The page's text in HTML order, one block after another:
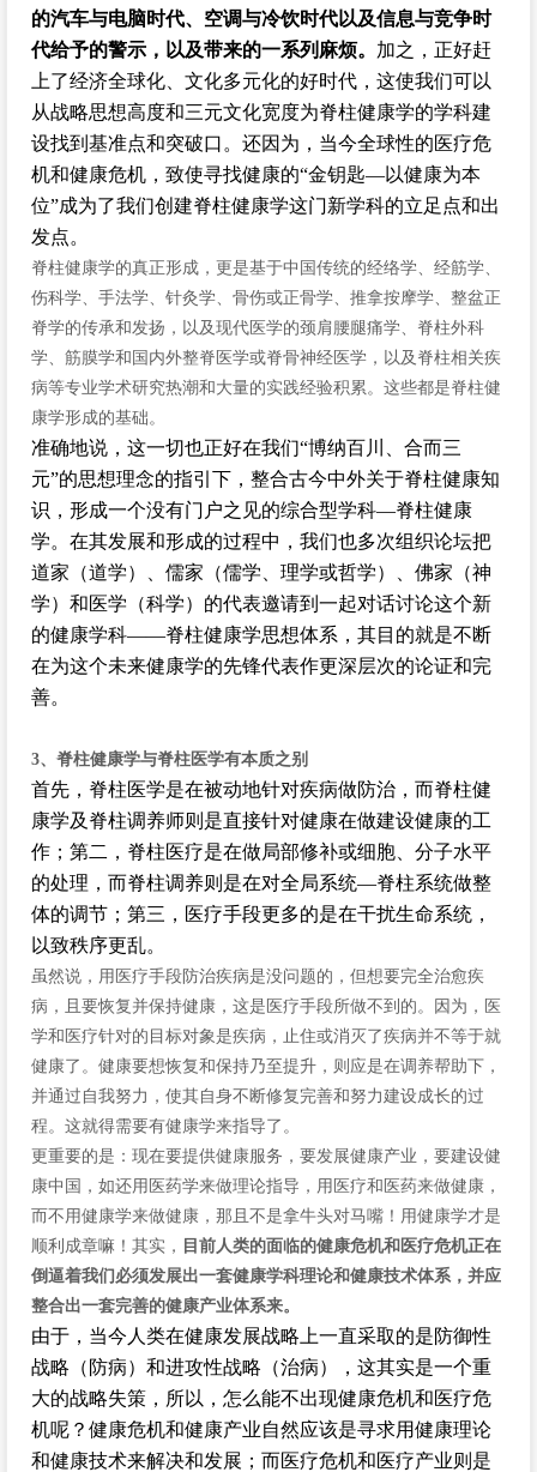
的汽车与电脑时代、空调与冷饮时代以及信息与竞争时
代给予的警示，以及带来的一系列麻烦。 加之，正好赶
上了经济全球化、文化多元化的好时代，这使我们可以
从战略思想高度和三元文化宽度为脊柱健康学的学科建
设找到基准点和突破口。还因为，当今全球性的医疗危
机和健康危机，致使寻找健康的“金钥匙—以健康为本
位”成为了我们创建脊柱健康学这门新学科的立足点和出
发点。
脊柱健康学的真正形成，更是基于中国传统的经络学、经筋学、
伤科学、手法学、针灸学、骨伤或正骨学、推拿按摩学、整盆正
脊学的传承和发扬，以及现代医学的颈肩腰腿痛学、脊柱外科
学、筋膜学和国内外整脊医学或脊骨神经医学，以及脊柱相关疾
病等专业学术研究热潮和大量的实践经验积累。这些都是脊柱健
康学形成的基础。
准确地说，这一切也正好在我们“博纳百川、合而三
元”的思想理念的指引下，整合古今中外关于脊柱健康知
识，形成一个没有门户之见的综合型学科—脊柱健康
学。在其发展和形成的过程中，我们也多次组织论坛把
道家（道学）、儒家（儒学、理学或哲学）、佛家（神
学）和医学（科学）的代表邀请到一起对话讨论这个新
的健康学科——脊柱健康学思想体系，其目的就是不断
在为这个未来健康学的先锋代表作更深层次的论证和完
善。
3、脊柱健康学与脊柱医学有本质之别
首先，脊柱医学是在被动地针对疾病做防治，而脊柱健
康学及脊柱调养师则是直接针对健康在做建设健康的工
作；第二，脊柱医疗是在做局部修补或细胞、分子水平
的处理，而脊柱调养则是在对全局系统—脊柱系统做整
体的调节；第三，医疗手段更多的是在干扰生命系统，
以致秩序更乱。
虽然说，用医疗手段防治疾病是没问题的，但想要完全治愈疾
病，且要恢复并保持健康，这是医疗手段所做不到的。因为，医
学和医疗针对的目标对象是疾病，止住或消灭了疾病并不等于就
健康了。健康要想恢复和保持乃至提升，则应是在调养帮助下，
并通过自我努力，使其自身不断修复完善和努力建设成长的过
程。这就得需要有健康学来指导了。
更重要的是：现在要提供健康服务，要发展健康产业，要建设健
康中国，如还用医药学来做理论指导，用医疗和医药来做健康，
而不用健康学来做健康，那且不是拿牛头对马嘴！用健康学才是
顺利成章嘛！其实， 目前人类的面临的健康危机和医疗危机正在
倒逼着我们必须发展出一套健康学科理论和健康技术体系，并应
整合出一套完善的健康产业体系来。
由于，当今人类在健康发展战略上一直采取的是防御性
战略（防病）和进攻性战略（治病），这其实是一个重
大的战略失策，所以，怎么能不出现健康危机和医疗危
机呢？健康危机和健康产业自然应该是寻求用健康理论
和健康技术来解决和发展；而医疗危机和医疗产业则是